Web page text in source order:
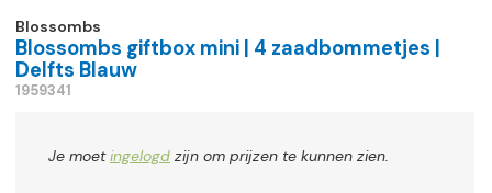
Blossombs
Blossombs giftbox mini | 4 zaadbommetjes |
Delfts Blauw
1959341
Je moetingelogd zijn om prijzen te kunnen zien.